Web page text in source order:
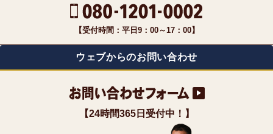
【受付時間：平日9：00～17：00】
ウェブからのお問い合わせ
【24時間365日受付中！】